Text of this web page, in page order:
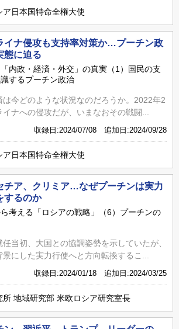
ア日本国特命全権大使
イナ侵攻も支持率対策か…プーチン政
態に迫る
内政・経済・外交」の真実（1）国民の支
するプーチン政治
は今どのような状況なのだろうか。2022年2
ナへの侵攻だが、いまなおその戦闘...
収録日:2024/07/08 追加日:2024/09/28
ア日本国特命全権大使
チア、クリミア…なぜプーチンは実力
するのか
考える「ロシアの戦略」（6）プーチンの
当初、大国との協調姿勢を示していたが、
にした実力行使へと方向転換するこ...
収録日:2024/01/18 追加日:2024/03/25
所 地域研究部 米欧ロシア研究室長